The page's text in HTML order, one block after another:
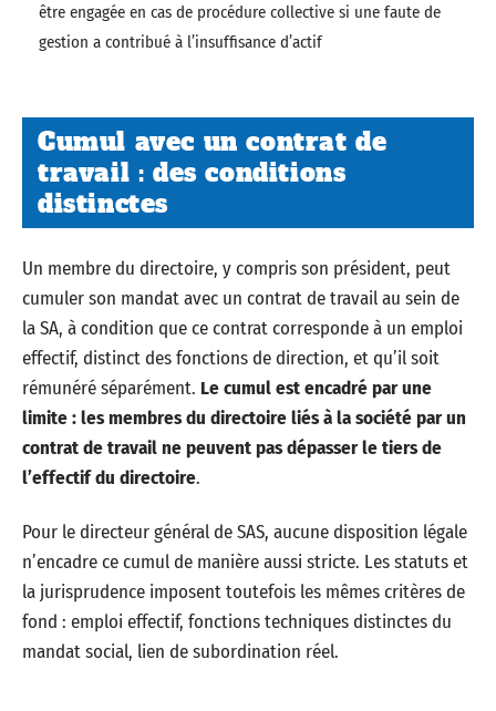
être engagée en cas de procédure collective si une faute de
gestion a contribué à l’insuffisance d’actif
Cumul avec un contrat de
travail : des conditions
distinctes
Un membre du directoire, y compris son président, peut
cumuler son mandat avec un contrat de travail au sein de
la SA, à condition que ce contrat corresponde à un emploi
effectif, distinct des fonctions de direction, et qu’il soit
rémunéré séparément. Le cumul est encadré par une
limite : les membres du directoire liés à la société par un
contrat de travail ne peuvent pas dépasser le tiers de
l’effectif du directoire.
Pour le directeur général de SAS, aucune disposition légale
n’encadre ce cumul de manière aussi stricte. Les statuts et
la jurisprudence imposent toutefois les mêmes critères de
fond : emploi effectif, fonctions techniques distinctes du
mandat social, lien de subordination réel.